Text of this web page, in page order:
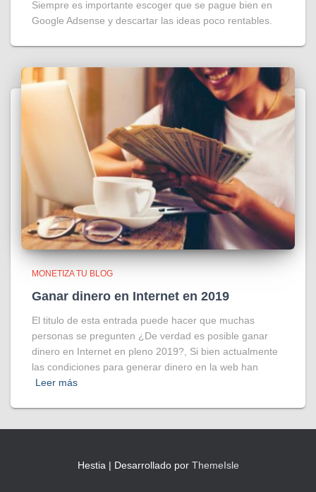
Siempre es importante escoger que se pague bien en
Google Adsense y descartar las ideas poco rentables.
MONETIZA TU BLOG
Ganar dinero en Internet en 2019
El titulo de esta entrada puede hacer que muchas
personas se pregunten ¿De verdad es posible ganar
dinero en Internet en pleno 2019?, Si bien actualmente
las condiciones para generar dinero en la web han
Leer más
Hestia | Desarrollado por ThemeIsle